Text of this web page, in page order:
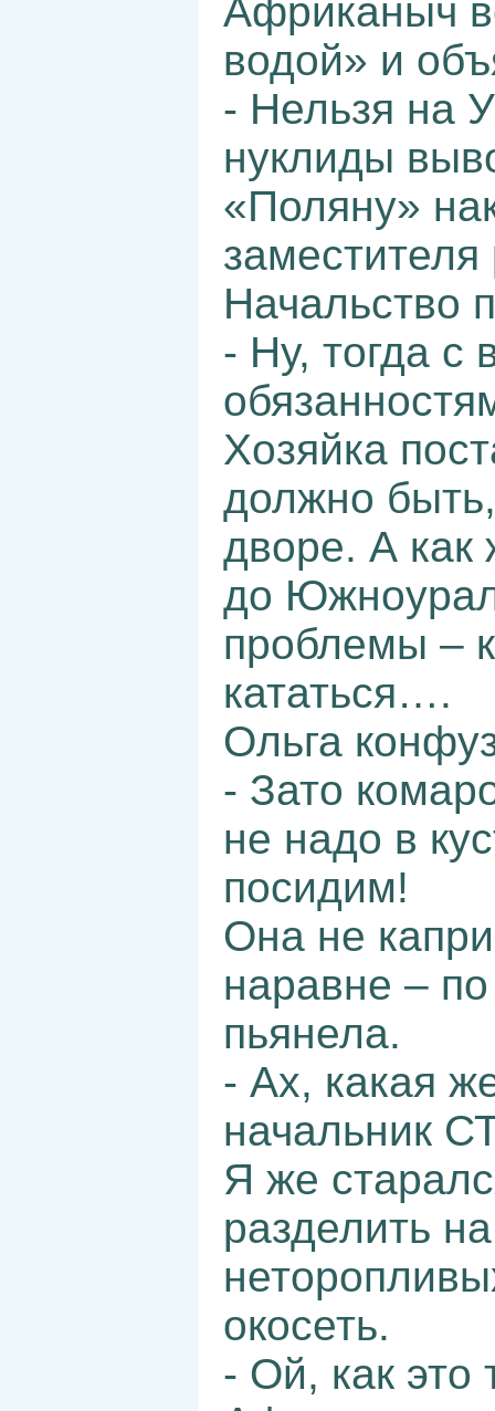
Африканыч
водой» и
- Нельзя на
нуклиды
«Поляну»
заместителя
Начальство
- Ну, тогда с
Хозяйка
должно
дворе. А как
до
проблемы –
кататься….
Ольга
- Зато
не надо в
посидим!
Она не
наравне –
пьянела.
- Ах, какая
начальник
Я же
разделить
окосеть.
- Ой, как это